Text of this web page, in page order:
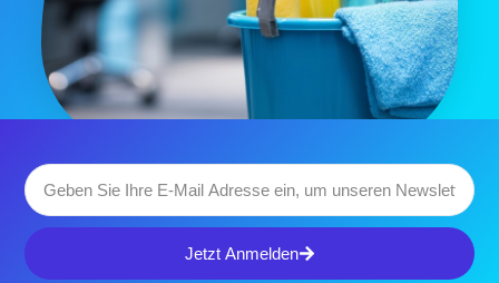
Jetzt Anmelden